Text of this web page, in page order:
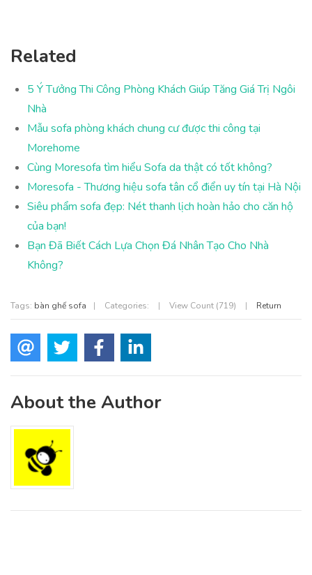
Related
5 Ý Tưởng Thi Công Phòng Khách Giúp Tăng Giá Trị Ngôi
Nhà
Mẫu sofa phòng khách chung cư được thi công tại
Morehome
Cùng Moresofa tìm hiểu Sofa da thật có tốt không?
Moresofa - Thương hiệu sofa tân cổ điển uy tín tại Hà Nội
Siêu phẩm sofa đẹp: Nét thanh lịch hoàn hảo cho căn hộ
của bạn!
Bạn Đã Biết Cách Lựa Chọn Đá Nhân Tạo Cho Nhà
Không?
Tags: bàn ghế sofa | Categories: | View Count (719) | Return
About the Author